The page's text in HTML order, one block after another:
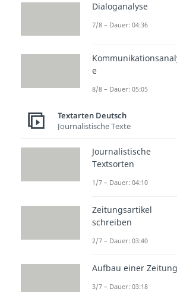
„Ich bin vom
deine Hupen
„Wollen wir
dich mein
„Du siehst
zerknittert
darüber
„Sex macht
wir gemeinsam
Schlechte
Dialoganalyse
7/8 – Dauer: 04:36
e
8/8 – Dauer: 05:05
Textarten Deutsch
Journalistische Texte
Journalistische
Textsorten
1/7 – Dauer: 04:10
Zeitungsartikel
schreiben
2/7 – Dauer: 03:40
Aufbau einer Zeitung
3/7 – Dauer: 03:18